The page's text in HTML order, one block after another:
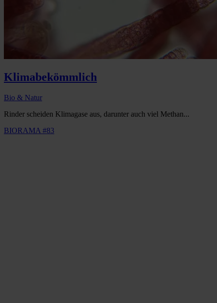
Klimabekömmlich
Bio & Natur
Rinder scheiden Klimagase aus, darunter auch viel Methan...
BIORAMA #83